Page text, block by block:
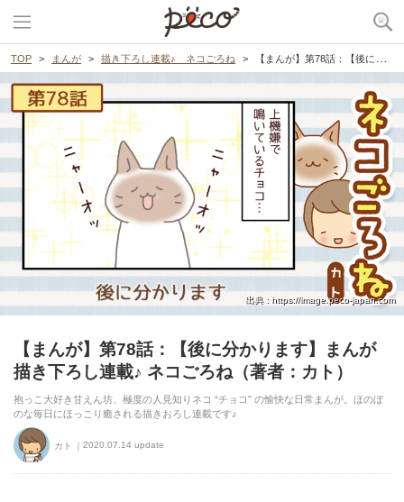
TOP まんが 描き下ろし連載♪ ネコごろね 【まんが】第78話：【後に分かります】まんが描き下ろし連載♪ ネコごろね（著者：カト）
出典 : https://image.peco-japan.com
【まんが】第78話：【後に分かります】まんが
描き下ろし連載♪ ネコごろね（著者：カト）
抱っこ大好き甘えん坊、極度の人見知りネコ “チョコ” の愉快な日常まんが。ほのぼ
のな毎日にほっこり癒される描きおろし連載です♪
カト 2020.07.14 update